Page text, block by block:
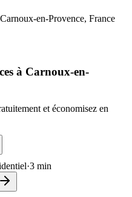
en-Provence, France
à Carnoux-en-
et économisez en
·3 min